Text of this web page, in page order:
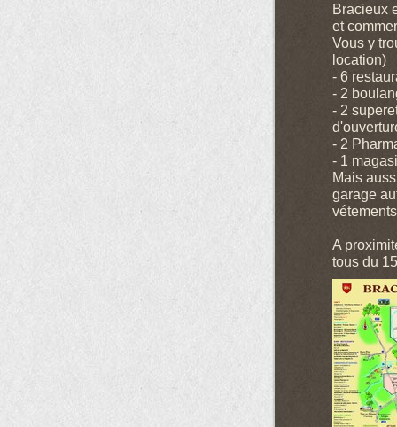
Bracieux
et
Vous y
location)
- 6
- 2
- 2
- 2
- 1
Mais
garage
A
tous du